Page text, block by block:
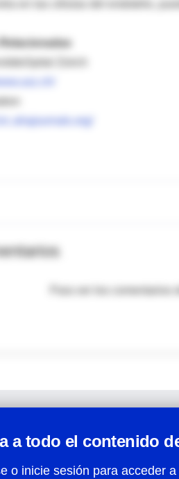
en las células del endotelio,
Relacionadas
Para ver los
a todo el contenido
o inicie sesión para acceder